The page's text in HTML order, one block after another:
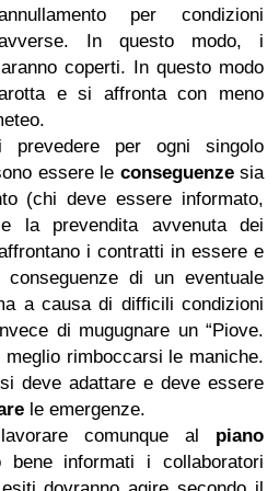
per condizioni
avverse. In questo modo, i
coperti. In questo modo
e si affronta con meno
prevedere per ogni singolo
essere le conseguenzesia
(chi deve essere informato,
la prevendita avvenuta dei
i contratti in essere e
di un eventuale
a causa di difficili condizioni
di mugugnare un “Piove.
meglio rimboccarsi le maniche.
si deve adattare e deve essere
le emergenze.
comunque al piano
bene informati i collaboratori